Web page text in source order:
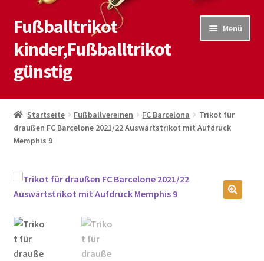
Zur
Navigation
springen
Zum
Inhalt
springen
Fußballtrikot
kinder,Fußballtrikot
günstig
Menü
Start
Blog
Kontaktiere uns
Mein Konto
Shop
Startseite Fußballvereinen FC Barcelona
Trikot für
draußen FC Barcelone 2021/22 Auswärtstrikot mit Aufdruck
Memphis 9